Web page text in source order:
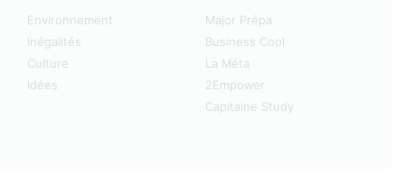
Environnement
Inégalités
Culture
Idées
Major Prépa
Business Cool
La Méta
2Empower
Capitaine Study